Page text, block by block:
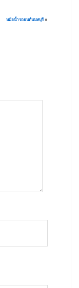
หม้อน้ำรถยนต์นนทบุรี»